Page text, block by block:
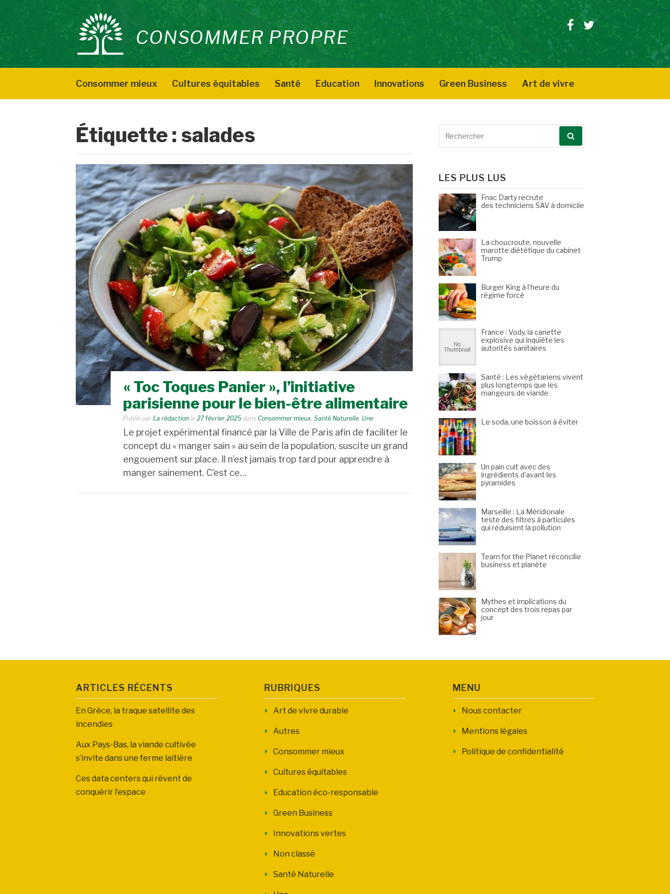
contenu
CONSOMMER PROPRE
Facebook
Twitter
Consommer mieux Cultures équitables Santé Education Innovations Green Business Art de vivre
Étiquette : salades
« Toc Toques Panier », l’initiative
parisienne pour le bien-être alimentaire
Publié par La rédaction le 27 février 2025 dans Consommer mieux, Santé Naturelle, Une
Le projet expérimental financé par la Ville de Paris afin de faciliter le
concept du « manger sain » au sein de la population, suscite un grand
engouement sur place. Il n’est jamais trop tard pour apprendre à
manger sainement. C’est ce…
LES PLUS LUS
Fnac Darty recrute
des techniciens SAV à domicile
La choucroute, nouvelle
marotte diététique du cabinet
Trump
Burger King à l’heure du
régime forcé
France : Vody, la canette
explosive qui inquiète les
autorités sanitaires
Santé : Les végétariens vivent
plus longtemps que les
mangeurs de viande
Le soda, une boisson à éviter
Un pain cuit avec des
ingrédients d’avant les
pyramides
Marseille : La Méridionale
teste des filtres à particules
qui réduisent la pollution
Team for the Planet réconcilie
business et planète
Mythes et implications du
concept des trois repas par
jour
ARTICLES RÉCENTS
En Grèce, la traque satellite des
incendies
Aux Pays-Bas, la viande cultivée
s’invite dans une ferme laitière
Ces data centers qui rêvent de
conquérir l’espace
RUBRIQUES
Art de vivre durable
Autres
Consommer mieux
Cultures équitables
Education éco-responsable
Green Business
Innovations vertes
Non classé
Santé Naturelle
MENU
Nous contacter
Mentions légales
Politique de confidentialité